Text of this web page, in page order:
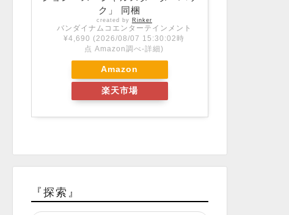
ク」 同梱
created by Rinker
バンダイナムコエンターテインメント
¥4,690 (2026/08/07 15:30:02時
点 Amazon調べ-詳細)
Amazon
楽天市場
『探索』